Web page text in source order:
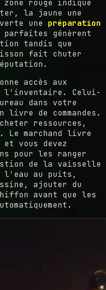
rouge indique
la jaune une
une préparation
parfaites génèrent
tandis que
fait chuter
accès aux
Celui-
dans votre
livre de commandes.
ressources,
Le marchand livre
et vous devez
pour les ranger
de la vaisselle
l'eau au puits,
ajouter du
avant que les